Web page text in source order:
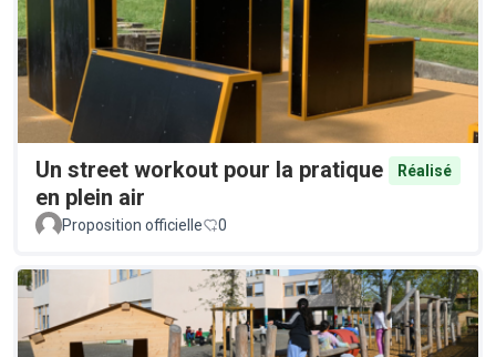
Un street workout pour la pratique
en plein air
Réalisé
Proposition officielle 0